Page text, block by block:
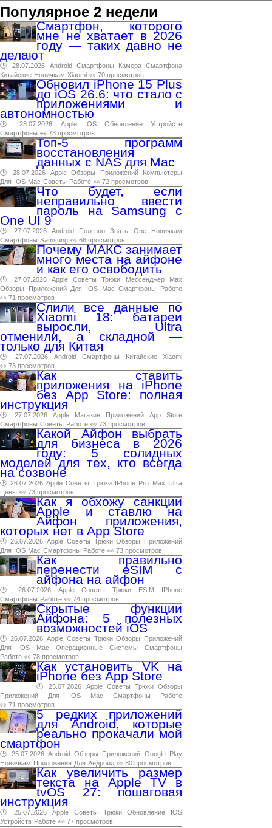
Популярное 2 недели
Смартфон, которого
мне не хватает в 2026
году — таких давно не
делают
🕑 28.07.2026 Android Смартфоны Камера Смартфона
Китайские Новичкам Xiaomi 👀 70 просмотров
Обновил iPhone 15 Plus
до iOS 26.6: что стало с
приложениями и
автономностью
🕑 28.07.2026 Apple IOS Обновление
Устройств
Смартфоны 👀 73 просмотров
Топ-5 программ
восстановления
данных с NAS для Mac
🕑 28.07.2026 Apple Обзоры Приложений
Компьютеры
Для IOS Mac Советы Работе 👀 72 просмотров
Что будет, если
неправильно ввести
пароль на Samsung с
One UI 9
🕑 27.07.2026 Android Полезно Знать One
Новичкам
Смартфоны Samsung 👀 68 просмотров
Почему МАКС занимает
много места на айфоне
и как его освободить
🕑 27.07.2026 Apple Советы Трюки Мессенджер
Max
Обзоры
Приложений Для IOS Mac Смартфоны
Работе
👀 71 просмотров
Слили все данные по
Xiaomi 18: батареи
выросли, Ultra
отменили, а складной —
только для Китая
🕑 27.07.2026 Android Смартфоны Китайские
Xiaomi
👀 73 просмотров
Как ставить
приложения на iPhone
без App Store: полная
инструкция
🕑 27.07.2026 Apple Магазин Приложений App
Store
Смартфоны Советы Работе 👀 73 просмотров
Какой Айфон выбрать
для бизнеса в 2026
году: 5 солидных
моделей для тех, кто всегда
на созвоне
🕑 26.07.2026 Apple Советы Трюки IPhone Pro Max Ultra
Цены 👀 73 просмотров
Как я обхожу санкции
Apple и ставлю на
Айфон приложения,
которых нет в App Store
🕑 26.07.2026 Apple Советы Трюки Обзоры
Приложений
Для IOS Mac Смартфоны Работе 👀 73 просмотров
Как правильно
перенести eSIM с
айфона на айфон
🕑 26.07.2026 Apple Советы Трюки ESIM
IPhone
Смартфоны Работе 👀 74 просмотров
Скрытые функции
Айфона: 5 полезных
возможностей iOS
🕑 26.07.2026 Apple Советы Трюки Обзоры
Приложений
Для
IOS Mac Операционные Системы
Смартфоны
Работе 👀 78 просмотров
Как установить VK на
iPhone без App Store
🕑 25.07.2026 Apple Советы Трюки Обзоры
Приложений
Для IOS Mac Смартфоны
Работе
👀 71 просмотров
5 редких приложений
для Android, которые
реально прокачали мой
смартфон
🕑 25.07.2026 Android Обзоры Приложений Google
Play
Новичкам Приложения Для Андроид 👀 80 просмотров
Как увеличить размер
текста на Apple TV в
tvOS 27: пошаговая
инструкция
🕑 25.07.2026 Apple Советы Трюки Обновление
IOS
Устройств Работе 👀 77 просмотров